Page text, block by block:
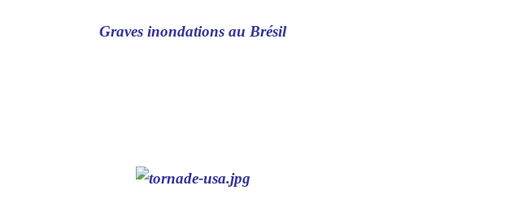
Graves inondations au Brésil